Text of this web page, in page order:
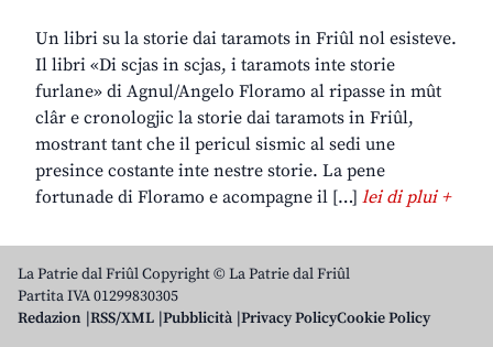
Un libri su la storie dai taramots in Friûl nol esisteve.
Il libri «Di scjas in scjas, i taramots inte storie
furlane» di Agnul/Angelo Floramo al ripasse in mût
clâr e cronologjic la storie dai taramots in Friûl,
mostrant tant che il pericul sismic al sedi une
presince costante inte nestre storie. La pene
fortunade di Floramo e acompagne il […] lei di plui +
La Patrie dal Friûl Copyright © La Patrie dal Friûl
Partita IVA 01299830305
Redazion RSS/XML Pubblicità Privacy PolicyCookie Policy